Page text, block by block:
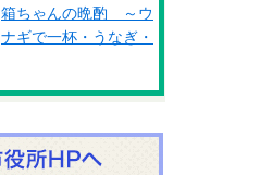
箱ちゃんの晩酌 ～ウ
ナギで一杯・うなぎ・